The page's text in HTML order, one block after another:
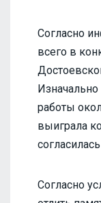
Согласно
всего в
работы
выиграла
Согласно